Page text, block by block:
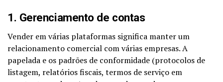
1. Gerenciamento de contas
Vender em várias plataformas significa manter um
relacionamento comercial com várias empresas. A
papelada e os padrões de conformidade (protocolos de
listagem, relatórios fiscais, termos de serviço em